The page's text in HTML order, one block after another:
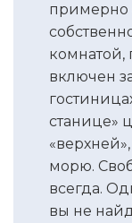
примерно
комнатой,
включен
станице»
морю.
всегда.
вы не